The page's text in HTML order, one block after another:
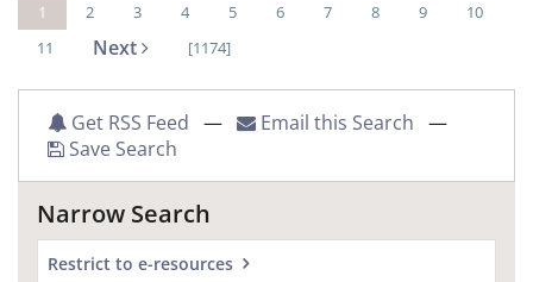
1 2 3 4 5 6 7 8 9
10
11
Next [1174]
Get RSS Feed — Email this Search —
Save Search
Narrow Search
Restrict to e-resources